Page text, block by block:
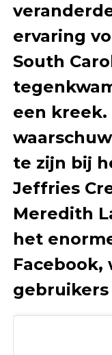
ervaring
South
een
te zijn bij
Jeffries
Meredith
het
Facebook,